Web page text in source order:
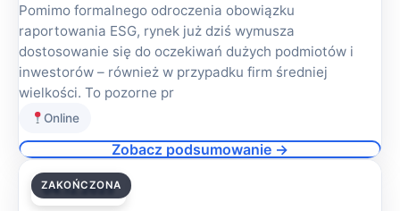
Pomimo formalnego odroczenia obowiązku
raportowania ESG, rynek już dziś wymusza
dostosowanie się do oczekiwań dużych podmiotów i
inwestorów – również w przypadku firm średniej
wielkości. To pozorne pr
Online
Zobacz podsumowanie →
04.12.2025
ZAKOŃCZONA